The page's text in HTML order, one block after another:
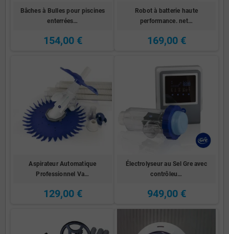
Bâches à Bulles pour piscines
enterrées…
154,00 €
Robot à batterie haute
performance. net…
169,00 €
Aspirateur Automatique
Professionnel Va…
129,00 €
Électrolyseur au Sel Gre avec
contrôleu…
949,00 €